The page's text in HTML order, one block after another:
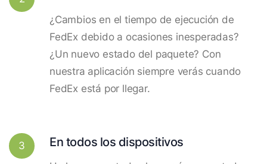
¿Cambios en el tiempo de ejecución de
FedEx debido a ocasiones inesperadas?
¿Un nuevo estado del paquete? Con
nuestra aplicación siempre verás cuando
FedEx está por llegar.
3 En todos los dispositivos